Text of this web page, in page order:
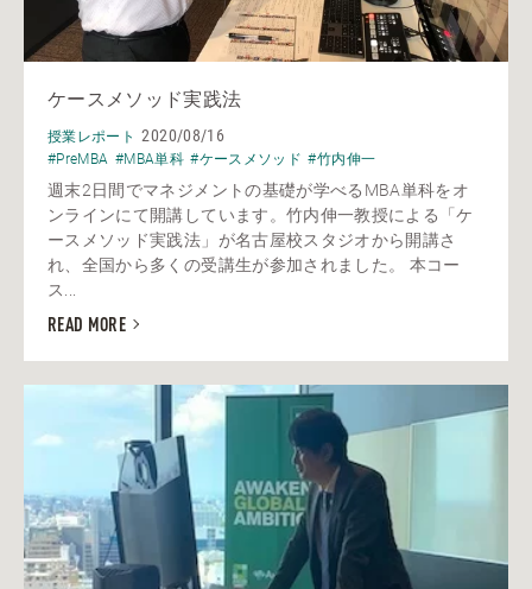
ケースメソッド実践法
授業レポート 2020/08/16
#PreMBA #MBA単科 #ケースメソッド #竹内伸一
週末2日間でマネジメントの基礎が学べるMBA単科をオ
ンラインにて開講しています。竹内伸一教授による「ケ
ースメソッド実践法」が名古屋校スタジオから開講さ
れ、全国から多くの受講生が参加されました。 本コー
ス...
READ MORE